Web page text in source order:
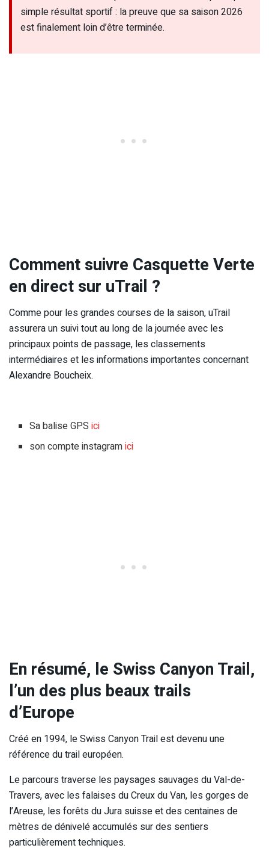
simple résultat sportif : la preuve que sa saison 2026
est finalement loin d’être terminée.
Comment suivre Casquette Verte
en direct sur uTrail ?
Comme pour les grandes courses de la saison, uTrail
assurera un suivi tout au long de la journée avec les
principaux points de passage, les classements
intermédiaires et les informations importantes concernant
Alexandre Boucheix.
Sa balise GPSici
son compte instagramici
En résumé, le Swiss Canyon Trail,
l’un des plus beaux trails
d’Europe
Créé en 1994, le Swiss Canyon Trail est devenu une
référence du trail européen.
Le parcours traverse les paysages sauvages du Val-de-
Travers, avec les falaises du Creux du Van, les gorges de
l’Areuse, les forêts du Jura suisse et des centaines de
mètres de dénivelé accumulés sur des sentiers
particulièrement techniques.